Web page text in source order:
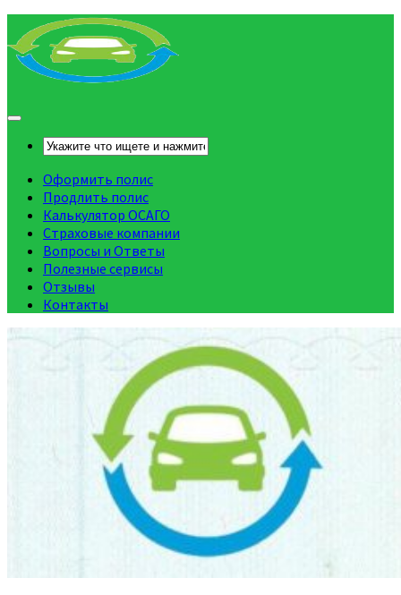
Оформить полис
Продлить полис
Калькулятор ОСАГО
Страховые компании
Вопросы и Ответы
Полезные сервисы
Отзывы
Контакты